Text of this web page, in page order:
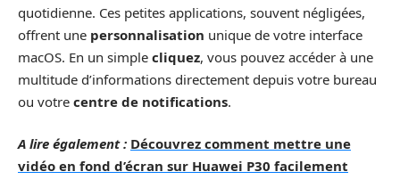
quotidienne. Ces petites applications, souvent négligées,
offrent une personnalisation unique de votre interface
macOS. En un simple cliquez, vous pouvez accéder à une
multitude d’informations directement depuis votre bureau
ou votre centre de notifications.
A lire également : Découvrez comment mettre une
vidéo en fond d’écran sur Huawei P30 facilement